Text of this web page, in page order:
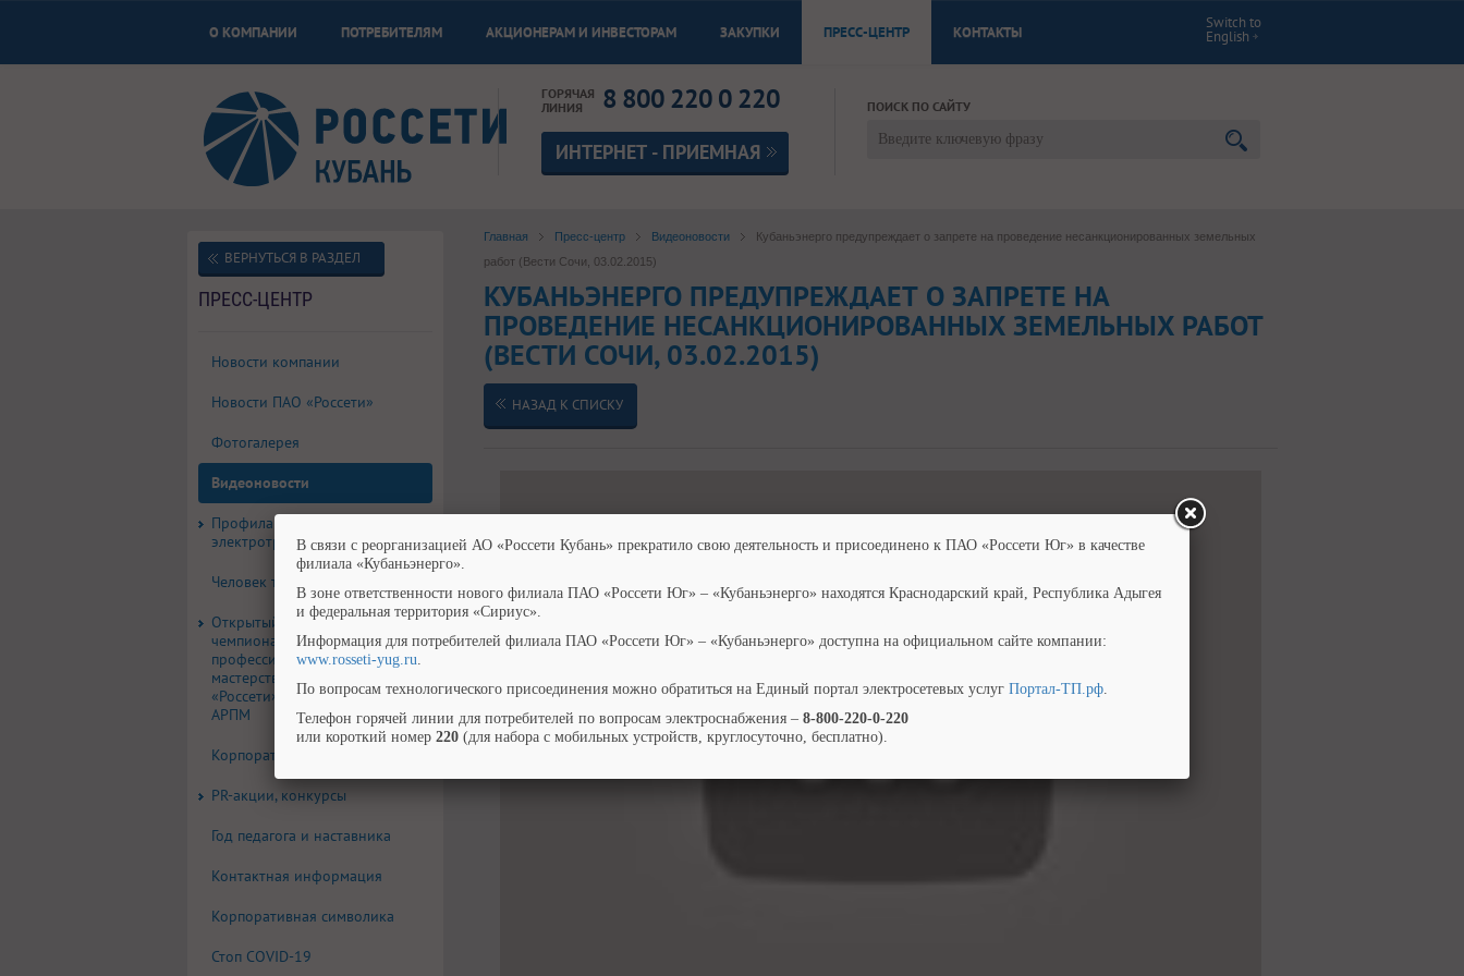
О КОМПАНИИ ПОТРЕБИТЕЛЯМ АКЦИОНЕРАМ И ИНВЕСТОРАМ ЗАКУПКИ ПРЕСС-ЦЕНТР КОНТАКТЫ
Switch to
English
ГОРЯЧАЯ
ЛИНИЯ
8 800 220 0 220
ИНТЕРНЕТ - ПРИЕМНАЯ
ПОИСК ПО САЙТУ
Главная Пресс-центр Видеоновости
Кубаньэнерго предупреждает о запрете на проведение несанкционированных земельных
работ (Вести Сочи, 03.02.2015)
КУБАНЬЭНЕРГО ПРЕДУПРЕЖДАЕТ О ЗАПРЕТЕ НА
ПРОВЕДЕНИЕ НЕСАНКЦИОНИРОВАННЫХ ЗЕМЕЛЬНЫХ РАБОТ
(ВЕСТИ СОЧИ, 03.02.2015)
НАЗАД К СПИСКУ
ВЕРНУТЬСЯ В РАЗДЕЛ
ПРЕСС-ЦЕНТР
Новости компании
Новости ПАО «Россети»
Фотогалерея
Видеоновости
Профилактика
электротравматизма
Человек труда
Открытый корпоративный
чемпионат
профессионального
мастерства группы компаний
«Россети» по стандартам
АРПМ
Корпоративная газета
PR-акции, конкурсы
Год педагога и наставника
Контактная информация
Корпоративная символика
Стоп COVID-19
В связи с реорганизацией АО «Россети Кубань» прекратило свою деятельность и присоединено к ПАО «Россети Юг» в качестве
филиала «Кубаньэнерго».
В зоне ответственности нового филиала ПАО «Россети Юг» – «Кубаньэнерго» находятся Краснодарский край, Республика Адыгея
и федеральная территория «Сириус».
Информация для потребителей филиала ПАО «Россети Юг» – «Кубаньэнерго» доступна на официальном сайте компании:
www.rosseti-yug.ru.
По вопросам технологического присоединения можно обратиться на Единый портал электросетевых услуг Портал-ТП.рф.
Телефон горячей линии для потребителей по вопросам электроснабжения – 8-800-220-0-220
или короткий номер 220 (для набора с мобильных устройств, круглосуточно, бесплатно).